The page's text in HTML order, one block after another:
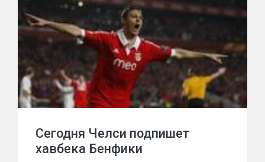
Сегодня Челси подпишет
хавбека Бенфики